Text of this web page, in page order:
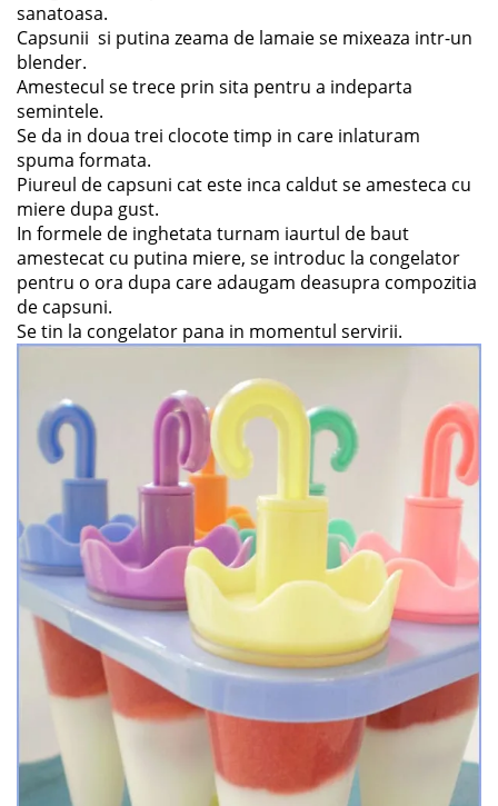
sanatoasa.
Capsunii si putina zeama de lamaie se mixeaza intr-un
blender.
Amestecul se trece prin sita pentru a indeparta
semintele.
Se da in doua trei clocote timp in care inlaturam
spuma formata.
Piureul de capsuni cat este inca caldut se amesteca cu
miere dupa gust.
In formele de inghetata turnam iaurtul de baut
amestecat cu putina miere, se introduc la congelator
pentru o ora dupa care adaugam deasupra compozitia
de capsuni.
Se tin la congelator pana in momentul servirii.